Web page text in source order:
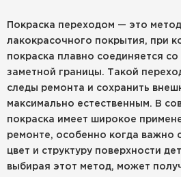
Покраска переходом — это
лакокрасочного покрытия, при
покраска плавно соединяется
заметной границы. Такой
следы ремонта и сохранить
максимально естественным. В
покраска имеет широкое
ремонте, особенно когда важно
цвет и структуру поверхности
выбирая этот метод, может